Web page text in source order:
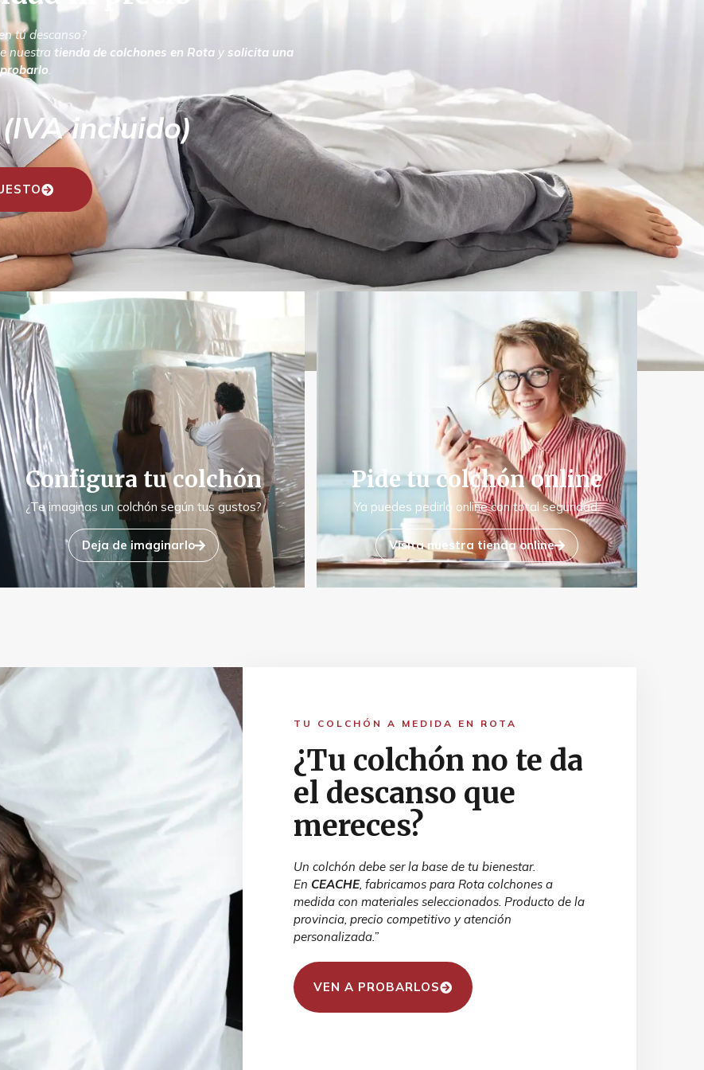
tú descanso?
nuestra tienda de colchones en Rota y solicita una
.
incluido)
Configura tu colchón
¿Te imaginas un colchón según tus gustos?
Deja de imaginarlo
Pide tu colchón online
Ya puedes pedirlo online con total seguridad.
Visita nuestra tienda online
TU COLCHÓN A MEDIDA EN ROTA
¿Tu colchón no te da
el descanso que
mereces?
Un colchón debe ser la base de tu bienestar.
En CEACHE, fabricamos para Rota colchones a
medida con materiales seleccionados. Producto de la
provincia, precio competitivo y atención
personalizada.”
VEN A PROBARLOS